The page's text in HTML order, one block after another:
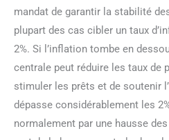
mandat de garantir la stabilité
plupart des cas cibler un taux
2%. Si l’inflation tombe en
centrale peut réduire les taux de
stimuler les prêts et de soutenir
dépasse considérablement les
normalement par une hausse